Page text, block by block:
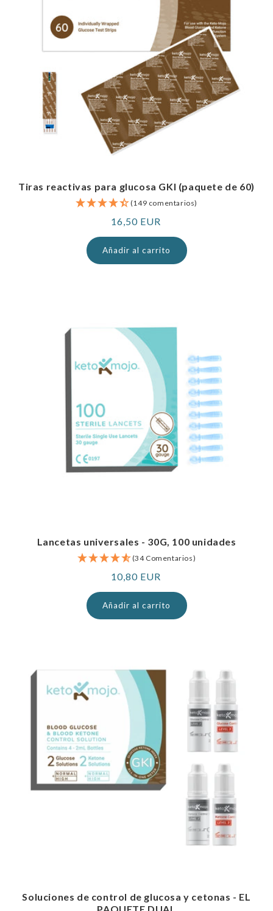
Tiras reactivas para glucosa GKI (paquete de 60)
(149 comentarios)
Precio
normal
16,50 EUR
Añadir al carrito
Lancetas universales - 30G, 100 unidades
(34 Comentarios)
Precio
normal
10,80 EUR
Añadir al carrito
Soluciones de control de glucosa y cetonas - EL
PAQUETE DUAL